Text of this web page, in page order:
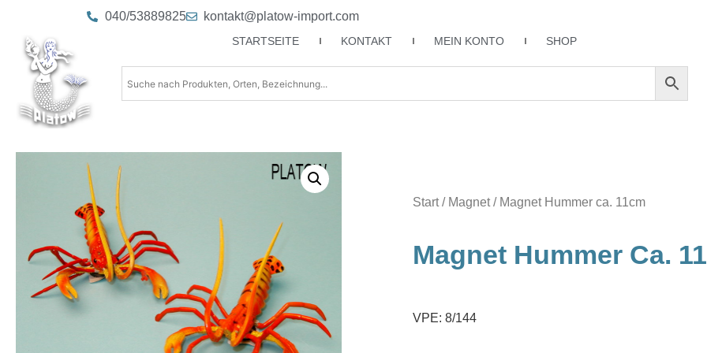
040/53889825 kontakt@platow-import.com
STARTSEITE KONTAKT MEIN KONTO SHOP
Start/ Magnet/ Magnet Hummer ca. 11cm
Magnet Hummer Ca.
VPE: 8/144